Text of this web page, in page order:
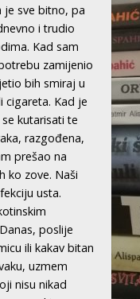
je sve bitno, pa
i trudio
Kad sam
zamijenio
bih smiraj u
cigareta. Kad je
kutarisati te
razgođena,
prešao na
ko zove. Naši
usta.
poslije
ili kakav bitan
uzmem
nisu nikad